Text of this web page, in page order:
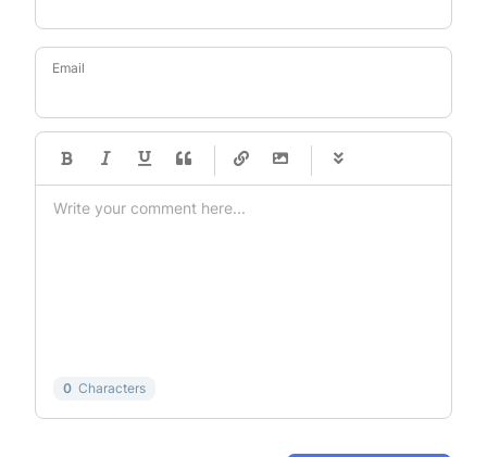
Email
-
-
-
-
0 Characters